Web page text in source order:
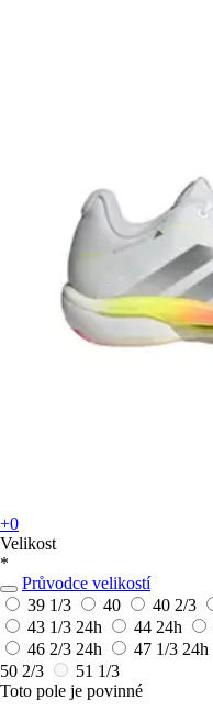
+0
Velikost
*
Průvodce velikostí
39 1/3
40 40 2/3
43 1/3 24h 44 24h
46 2/3 24h 47 1/3 24h
50 2/3
51 1/3
Toto pole je povinné